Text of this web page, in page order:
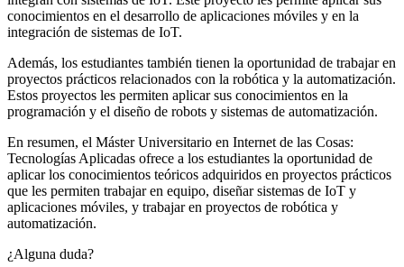
conocimientos en el desarrollo de aplicaciones móviles y en la
integración de sistemas de IoT.
Además, los estudiantes también tienen la oportunidad de trabajar en
proyectos prácticos relacionados con la robótica y la automatización.
Estos proyectos les permiten aplicar sus conocimientos en la
programación y el diseño de robots y sistemas de automatización.
En resumen, el Máster Universitario en Internet de las Cosas:
Tecnologías Aplicadas ofrece a los estudiantes la oportunidad de
aplicar los conocimientos teóricos adquiridos en proyectos prácticos
que les permiten trabajar en equipo, diseñar sistemas de IoT y
aplicaciones móviles, y trabajar en proyectos de robótica y
automatización.
¿Alguna duda?